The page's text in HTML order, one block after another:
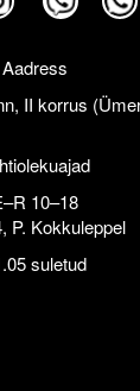
Aadress
II korrus
10–18
P. Kokkuleppel
suletud